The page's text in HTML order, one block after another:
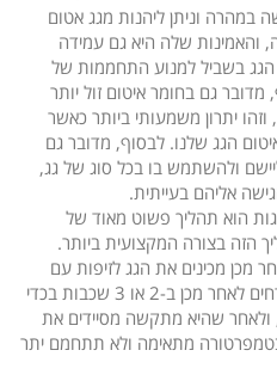
וניתן ליהנות מגג אטום
והאמינות שלה היא גם עמידה
הגג בשביל למנוע התחממות של
גם בחומר איטום זול יותר
יתרון משמעותי ביותר כאשר
הגג שלנו. לבסוף, מדובר גם
ולהשתמש בו בכל סוג של גג,
אליהם בעייתית.
הוא תהליך פשוט מאוד של
הזה בצורה המקצועית ביותר.
מכן מכינים את הגג לזיפות עם
חומר בסיס. את הזפת החמה מורחים לאחר מכן ב-2 או 3 שכבות בכדי
שהיא מתקשה מסיידים את
מתאימה ולא תתחמם יתר